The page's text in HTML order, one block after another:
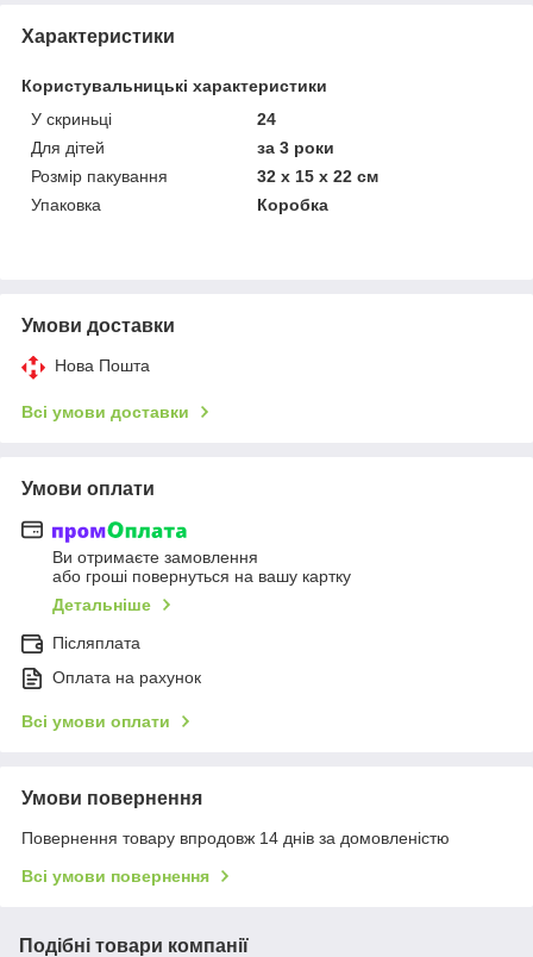
Характеристики
Користувальницькі характеристики
У скриньці
24
Для дітей
за 3 роки
Розмір пакування
32 х 15 х 22 см
Упаковка
Коробка
Умови доставки
Нова Пошта
Всі умови доставки
Умови оплати
Ви отримаєте замовлення
або гроші повернуться на вашу картку
Детальніше
Післяплата
Оплата на рахунок
Всі умови оплати
Умови повернення
Повернення товару впродовж 14 днів за домовленістю
Всі умови повернення
Подібні товари компанії